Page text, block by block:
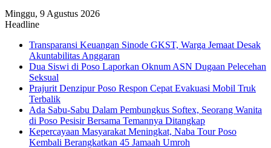
Minggu, 9 Agustus 2026
Headline
Transparansi Keuangan Sinode GKST, Warga Jemaat Desak
Akuntabilitas Anggaran
Dua Siswi di Poso Laporkan Oknum ASN Dugaan Pelecehan
Seksual
Prajurit Denzipur Poso Respon Cepat Evakuasi Mobil Truk
Terbalik
Ada Sabu-Sabu Dalam Pembungkus Softex, Seorang Wanita
di Poso Pesisir Bersama Temannya Ditangkap
Kepercayaan Masyarakat Meningkat, Naba Tour Poso
Kembali Berangkatkan 45 Jamaah Umroh